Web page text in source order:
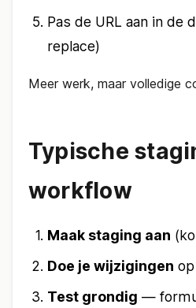
Pas de URL aan in de
replace)
Meer werk, maar volledige
Typische
workflow
Maak staging aan
Doe je wijzigingen
Test grondig —